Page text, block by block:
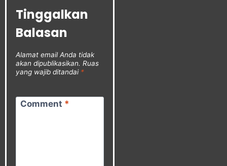
Tinggalkan
Balasan
Alamat email Anda tidak
akan dipublikasikan. Ruas
yang wajib ditandai *
Comment *